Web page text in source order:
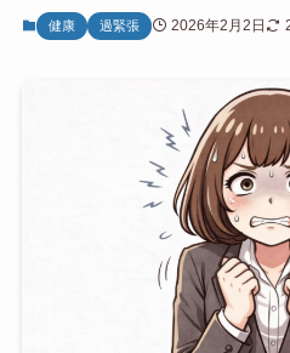
健康 過緊張 2026年2月2日